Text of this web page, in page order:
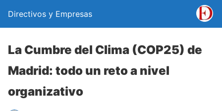
Directivos y Empresas
La Cumbre del Clima (COP25) de
Madrid: todo un reto a nivel
organizativo